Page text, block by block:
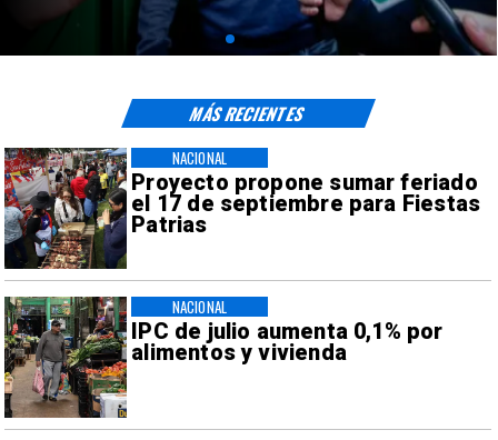
Proyecto propone sumar feriado
el 17 de septiembre para Fiestas
Patrias
NACIONAL
IPC de julio aumenta 0,1% por
alimentos y vivienda
NACIONAL
MÁS RECIENTES